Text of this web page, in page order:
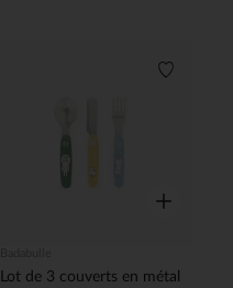
Aperçu
Lot de 3 couverts en métal